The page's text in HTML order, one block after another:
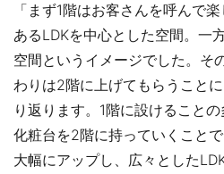
「まず1階はお客さんを呼んで
あるLDKを中心とした空間。一
空間というイメージでした。そ
わりは2階に上げてもらうこと
り返ります。1階に設けること
化粧台を2階に持っていくこと
大幅にアップし、広々とした